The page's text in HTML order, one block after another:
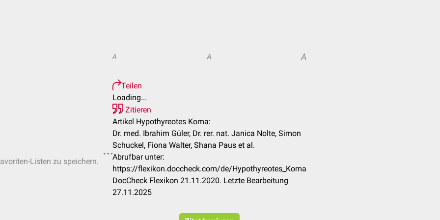
Listen zu speichern.
A A A
Teilen
Loading...
Zitieren
Artikel Hypothyreotes Koma:
Dr. med. Ibrahim Güler, Dr. rer. nat. Janica Nolte, Simon
Schuckel, Fiona Walter, Shana Paus et al.
Abrufbar unter:
https://flexikon.doccheck.com/de/Hypothyreotes_Koma
DocCheck Flexikon 21.11.2020. Letzte Bearbeitung
27.11.2025